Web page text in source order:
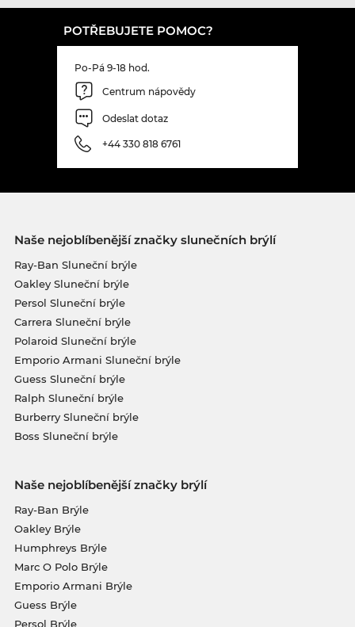
POTŘEBUJETE POMOC?
Po-Pá 9-18 hod.
Centrum nápovědy
Odeslat dotaz
+44 330 818 6761
Naše nejoblíbenější značky slunečních brýlí
Ray-Ban Sluneční brýle
Oakley Sluneční brýle
Persol Sluneční brýle
Carrera Sluneční brýle
Polaroid Sluneční brýle
Emporio Armani Sluneční brýle
Guess Sluneční brýle
Ralph Sluneční brýle
Burberry Sluneční brýle
Boss Sluneční brýle
Naše nejoblíbenější značky brýlí
Ray-Ban Brýle
Oakley Brýle
Humphreys Brýle
Marc O Polo Brýle
Emporio Armani Brýle
Guess Brýle
Persol Brýle